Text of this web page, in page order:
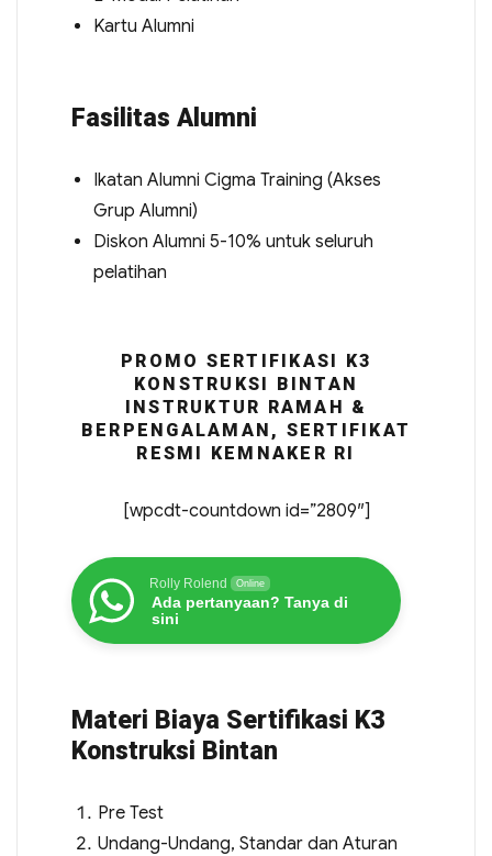
Kartu Alumni
Fasilitas Alumni
Ikatan Alumni Cigma Training (Akses
Grup Alumni)
Diskon Alumni 5-10% untuk seluruh
pelatihan
PROMO SERTIFIKASI K3
KONSTRUKSI BINTAN
INSTRUKTUR RAMAH &
BERPENGALAMAN, SERTIFIKAT
RESMI KEMNAKER RI
[wpcdt-countdown id=”2809″]
Rolly Rolend Online
Ada pertanyaan? Tanya di
sini
Materi Biaya Sertifikasi K3
Konstruksi Bintan
Pre Test
Undang-Undang, Standar dan Aturan